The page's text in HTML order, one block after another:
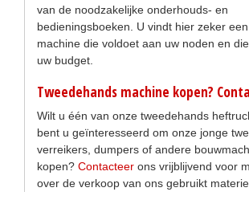
van de noodzakelijke onderhouds- en
bedieningsboeken. U vindt hier zeker
machine die voldoet aan uw noden en
uw budget.
Tweedehands machine kopen?
Wilt u één van onze tweedehands
bent u geïnteresseerd om onze jonge
verreikers, dumpers of andere
kopen? Contacteer ons vrijblijvend voor
over de verkoop van ons gebruikt